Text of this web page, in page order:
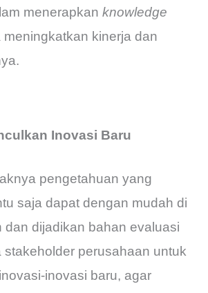
menerapkanknowledge
kinerja dan
Inovasi Baru
pengetahuan yang
saja dapat dengan mudah di
dan dijadikan bahan evaluasi
stakeholder perusahaan untuk
inovasi baru, agar